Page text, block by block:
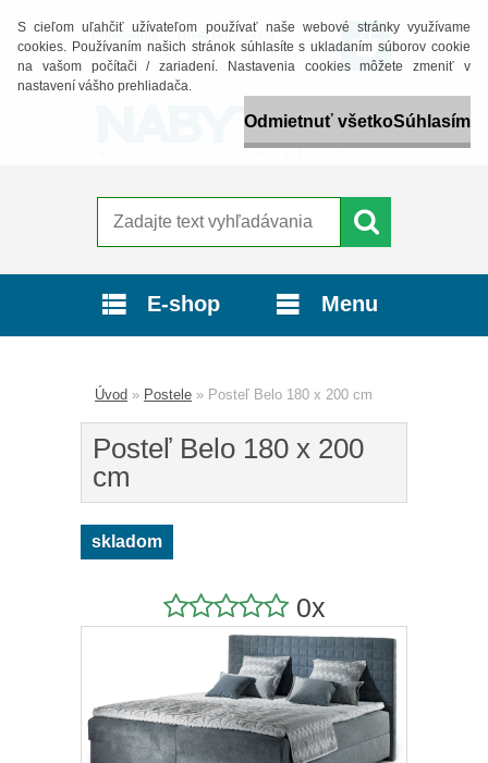
S cieľom uľahčiť užívateľom používať naše webové stránky využívame
cookies. Používaním našich stránok súhlasíte s ukladaním súborov cookie
na vašom počítači / zariadení. Nastavenia cookies môžete zmeniť v
nastavení vášho prehliadača.
Odmietnuť všetkoSúhlasím
Prihlásenie Nová registrácia
E-shop Menu
Úvod » Postele » Posteľ Belo 180 x 200 cm
Posteľ Belo 180 x 200
cm
skladom
0x